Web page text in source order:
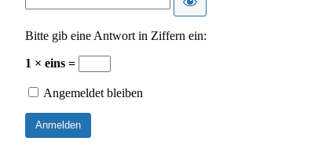
Bitte gib eine Antwort in Ziffern ein:
1 × eins =
Angemeldet bleiben